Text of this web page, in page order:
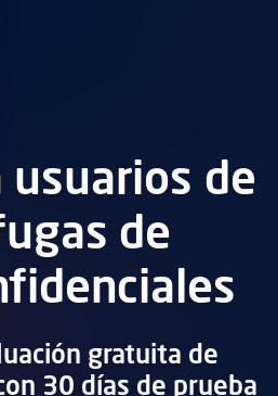
usuarios de
de
gratuita de
30 días de prueba